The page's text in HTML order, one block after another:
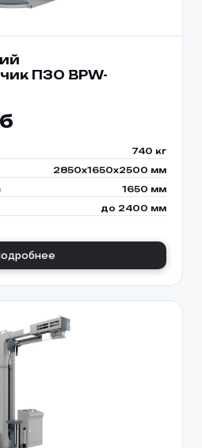
ПЗО BPW-
740 кг
2850х1650х2500 мм
1650 мм
до 2400 мм